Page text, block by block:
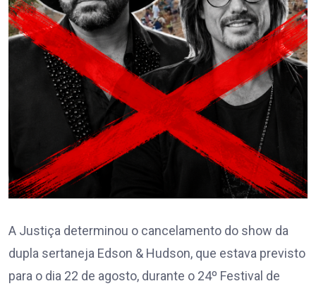
A Justiça determinou o cancelamento do show da
dupla sertaneja Edson & Hudson, que estava previsto
para o dia 22 de agosto, durante o 24º Festival de